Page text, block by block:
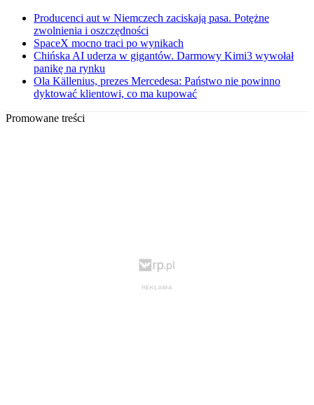
Producenci aut w Niemczech zaciskają pasa. Potężne
zwolnienia i oszczędności
SpaceX mocno traci po wynikach
Chińska AI uderza w gigantów. Darmowy Kimi3 wywołał
panikę na rynku
Ola Källenius, prezes Mercedesa: Państwo nie powinno
dyktować klientowi, co ma kupować
Promowane treści